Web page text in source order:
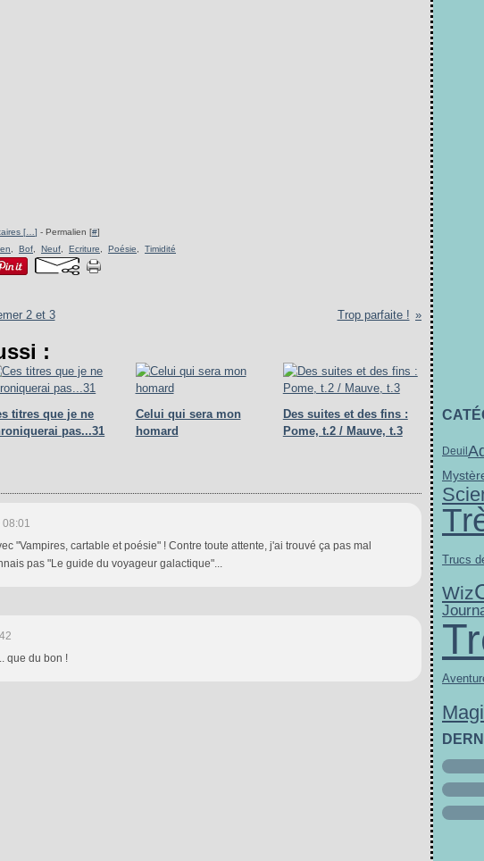
[ ] - Permalien [#]
Bof Neuf Ecriture Poésie Timidité
2 et 3 Trop parfaite !
:
titres que je ne
pas...31
Celui qui sera mon
homard
Des suites et des fins :
Pome, t.2 / Mauve, t.3
08:01
"Vampires, cartable et poésie" ! Contre toute attente, j'ai trouvé ça pas mal
pas "Le guide du voyageur galactique"...
que du bon !
Deuil
Trucs
Wiz